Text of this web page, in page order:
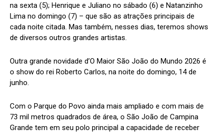
na sexta (5); Henrique e Juliano no sábado (6) e Natanzinho
Lima no domingo (7) – que são as atrações principais de
cada noite citada. Mas também, nesses dias, teremos shows
de diversos outros grandes artistas.
Outra grande novidade d’O Maior São João do Mundo 2026 é
o show do rei Roberto Carlos, na noite do domingo, 14 de
junho.
Com o Parque do Povo ainda mais ampliado e com mais de
73 mil metros quadrados de área, o São João de Campina
Grande tem em seu polo principal a capacidade de receber